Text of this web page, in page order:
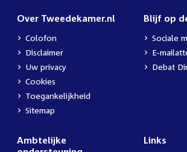
Over Tweedekamer.nl
Colofon
Disclaimer
Uw privacy
Cookies
Toegankelijkheid
Sitemap
Blijf op
Sociale
E-
Debat
Ambtelijke
Links